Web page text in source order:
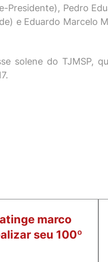
Pedro
e Eduardo Marcelo
solene do TJMSP,
marco
seu 100º